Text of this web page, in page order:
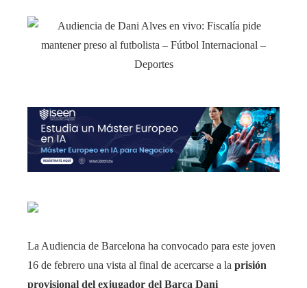
La Audiencia de Barcelona ha convocado para este joven
16 de febrero una vista al final de acercarse a la prisión
provisional del exjugador del Barça Dani